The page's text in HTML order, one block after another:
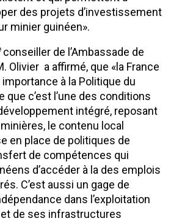
des projets d’investissement
minier guinéen».
conseiller de l’Ambassade de
Olivier a affirmé, que «la France
à la Politique du
que c’est l’une des conditions
intégré, reposant
le contenu local
en place de politiques de
de compétences qui
d’accéder à la des emplois
C’est aussi un gage de
dans l’exploitation
de ses infrastructures